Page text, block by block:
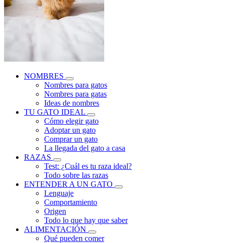
NOMBRES
Nombres para gatos
Nombres para gatas
Ideas de nombres
TU GATO IDEAL
Cómo elegir gato
Adoptar un gato
Comprar un gato
La llegada del gato a casa
RAZAS
Test: ¿Cuál es tu raza ideal?
Todo sobre las razas
ENTENDER A UN GATO
Lenguaje
Comportamiento
Origen
Todo lo que hay que saber
ALIMENTACIÓN
Qué pueden comer